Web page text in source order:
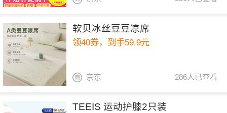
软贝冰丝豆豆凉席
领40券，到手59.9元
286人已查看
京东
TEEIS 运动护膝2只装